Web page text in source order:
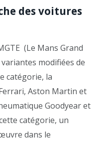
des voitures
(Le Mans Grand
modifiées de
catégorie, la
Aston Martin et
Goodyear et
catégorie, un
dans le